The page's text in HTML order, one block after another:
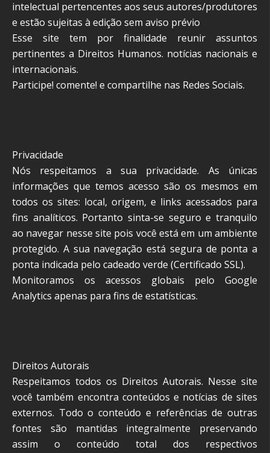
intelectual pertencentes aos seus autores/produtores
e estão sujeitas à edição sem aviso prévio
Esse site tem por finalidade reunir assuntos
pertinentes a Direitos Humanos. notícias nacionais e
internacionais.
Participe! comente! e compartilhe nas Redes Sociais.
Privacidade
Nós respeitamos a sua privacidade. As únicas
informações que temos acesso são os mesmos em
todos os sites: local, origem, e links acessados para
fins analíticos. Portanto sinta-se seguro e tranquilo
ao navegar nesse site pois você está em um ambiente
protegido. A sua navegação está segura de ponta a
ponta indicada pelo cadeado verde (Certificado SSL).
Monitoramos os acessos globais pelo Google
Analytics apenas para fins de estatísticas.
Direitos Autorais
Respeitamos todos os Direitos Autorais. Nesse site
você também encontra conteúdos e notícias de sites
externos. Todo o conteúdo e referências de outras
fontes são mantidas integralmente preservando
assim o conteúdo total dos respectivos